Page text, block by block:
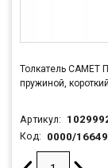
Толкатель САМЕТ
пружиной,
Артикул:
Код: 0000/